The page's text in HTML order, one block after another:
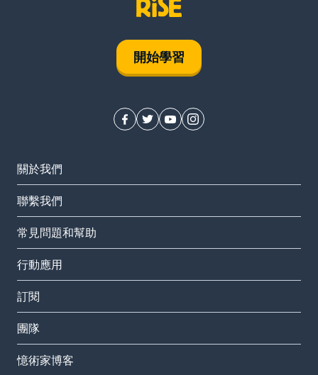
開始學習
關於我們
聯繫我們
常見問題和幫助
行動應用
訂閱
團隊
憶術家博客